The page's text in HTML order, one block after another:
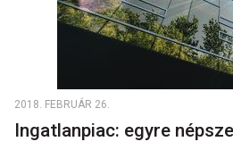
2018. FEBRUÁR 26.
Ingatlanpiac: egyre